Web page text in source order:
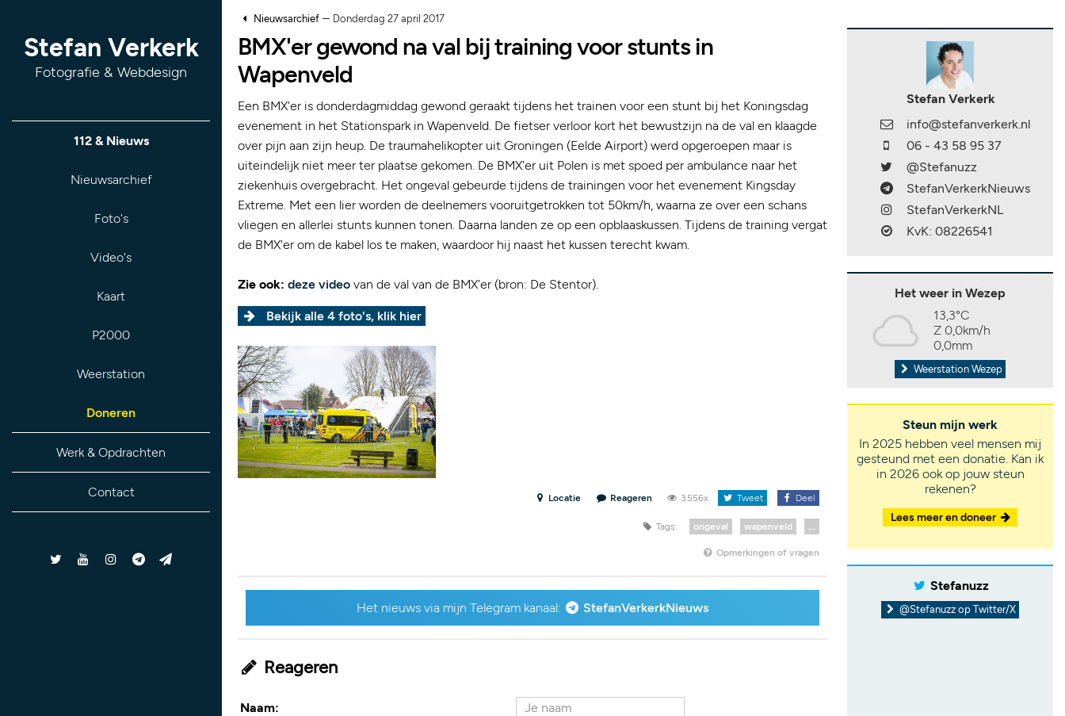
Stefan Verkerk
Fotografie & Webdesign
112 & Nieuws
Nieuwsarchief
Foto's
Video's
Kaart
P2000
Weerstation
Doneren
Werk & Opdrachten
Contact
Nieuwsarchief– Donderdag 27 april 2017
BMX'er gewond na val bij training voor stunts in
Wapenveld
Een BMX'er is donderdagmiddag gewond geraakt tijdens het trainen voor een stunt bij het Koningsdag
evenement in het Stationspark in Wapenveld. De fietser verloor kort het bewustzijn na de val en klaagde
over pijn aan zijn heup. De traumahelikopter uit Groningen (Eelde Airport) werd opgeroepen maar is
uiteindelijk niet meer ter plaatse gekomen. De BMX'er uit Polen is met spoed per ambulance naar het
ziekenhuis overgebracht. Het ongeval gebeurde tijdens de trainingen voor het evenement Kingsday
Extreme. Met een lier worden de deelnemers vooruitgetrokken tot 50km/h, waarna ze over een schans
vliegen en allerlei stunts kunnen tonen. Daarna landen ze op een opblaaskussen. Tijdens de training vergat
de BMX'er om de kabel los te maken, waardoor hij naast het kussen terecht kwam.
Zie ook: deze video van de val van de BMX'er (bron: De Stentor).
Bekijk alle 4 foto's, klik hier
Locatie Reageren 3.556x Tweet Deel
Tags: ongeval wapenveld
Opmerkingen of vragen
Het nieuws via mijn Telegram kanaal: StefanVerkerkNieuws
Reageren
Naam:
Stefan Verkerk
info@stefanverkerk.nl
06 - 43 58 95 37
@Stefanuzz
StefanVerkerkNieuws
StefanVerkerkNL
KvK: 08226541
Het weer in Wezep
13,3°C
Z 0,0km/h
0,0mm
Weerstation Wezep
Steun mijn werk
In 2025 hebben veel mensen mij
gesteund met een donatie. Kan ik
in 2026 ook op jouw steun
rekenen?
Lees meer en doneer
Stefanuzz
@Stefanuzz op Twitter/X